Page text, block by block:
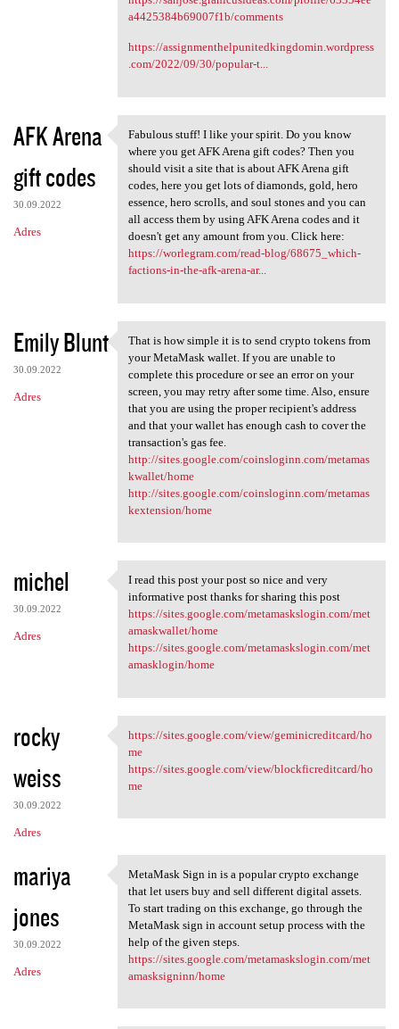
a4425384b69007f1b/comments
https://assignmenthelpunitedkingdomin.wordpress
.com/2022/09/30/popular-t...
AFK Arena
gift codes
30.09.2022
Adres
Fabulous stuff! I like your
Fabulous stuff! I like your spirit. Do you know
where you get AFK Arena gift codes? Then you
should visit a site that is about AFK Arena gift
codes, here you get lots of diamonds, gold, hero
essence, hero scrolls, and soul stones and you can
all access them by using AFK Arena codes and it
doesn't get any amount from you. Click here:
https://worlegram.com/read-blog/68675_which-
factions-in-the-afk-arena-ar...
Emily Blunt
30.09.2022
Adres
That is how simple it is to
That is how simple it is to send crypto tokens from
your MetaMask wallet. If you are unable to
complete this procedure or see an error on your
screen, you may retry after some time. Also, ensure
that you are using the proper recipient's address
and that your wallet has enough cash to cover the
transaction's gas fee.
http://sites.google.com/coinsloginn.com/metamas
kwallet/home
http://sites.google.com/coinsloginn.com/metamas
kextension/home
michel
30.09.2022
Adres
I read this post your post so
I read this post your post so nice and very
informative post thanks for sharing this post
https://sites.google.com/metamaskslogin.com/met
amaskwallet/home
https://sites.google.com/metamaskslogin.com/met
amasklogin/home
rocky
weiss
30.09.2022
Adres
https://sites.google.com/view
https://sites.google.com/view/geminicreditcard/ho
me
https://sites.google.com/view/blockficreditcard/ho
me
mariya
jones
30.09.2022
Adres
MetaMask Sign in is a popular
MetaMask Sign in is a popular crypto exchange
that let users buy and sell different digital assets.
To start trading on this exchange, go through the
MetaMask sign in account setup process with the
help of the given steps.
https://sites.google.com/metamaskslogin.com/met
amasksigninn/home